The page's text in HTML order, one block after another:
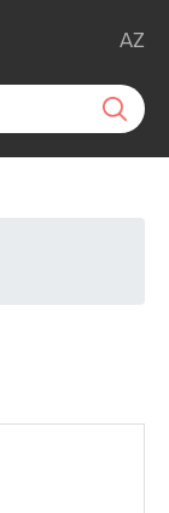
AZ